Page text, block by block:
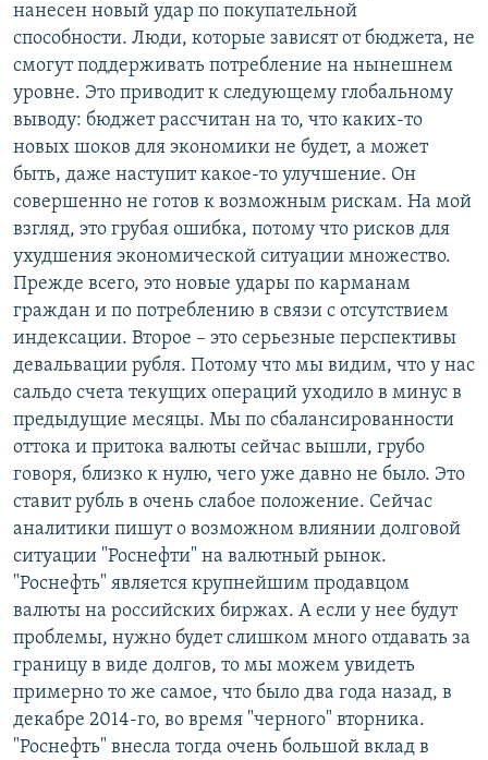
нанесен новый удар по покупательной
способности. Люди, которые зависят от бюджета, не
смогут поддерживать потребление на нынешнем
уровне. Это приводит к следующему глобальному
выводу: бюджет рассчитан на то, что каких-то
новых шоков для экономики не будет, а может
быть, даже наступит какое-то улучшение. Он
совершенно не готов к возможным рискам. На мой
взгляд, это грубая ошибка, потому что рисков для
ухудшения экономической ситуации множество.
Прежде всего, это новые удары по карманам
граждан и по потреблению в связи с отсутствием
индексации. Второе – это серьезные перспективы
девальвации рубля. Потому что мы видим, что у нас
сальдо счета текущих операций уходило в минус в
предыдущие месяцы. Мы по сбалансированности
оттока и притока валюты сейчас вышли, грубо
говоря, близко к нулю, чего уже давно не было. Это
ставит рубль в очень слабое положение. Сейчас
аналитики пишут о возможном влиянии долговой
ситуации "Роснефти" на валютный рынок.
"Роснефть" является крупнейшим продавцом
валюты на российских биржах. А если у нее будут
проблемы, нужно будет слишком много отдавать за
границу в виде долгов, то мы можем увидеть
примерно то же самое, что было два года назад, в
декабре 2014-го, во время "черного" вторника.
"Роснефть" внесла тогда очень большой вклад в